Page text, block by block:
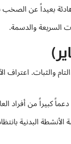
بعيداً عن
السريعة والدسمة.
والثبات.
كبيراً من أفراد
البدنية